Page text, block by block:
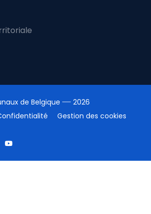
de Belgique
2026
Gestion des cookies